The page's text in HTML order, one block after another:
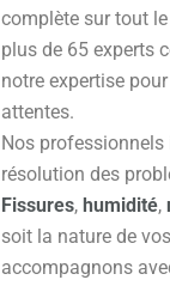
complète sur tout
plus de 65 experts
notre expertise
attentes.
Nos professionnels
résolution des
Fissures, humidité,
soit la nature de
accompagnons